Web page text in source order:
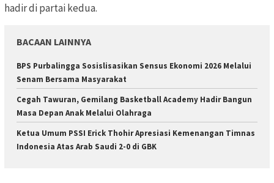
hadir di partai kedua.
BACAAN LAINNYA
BPS Purbalingga Sosislisasikan Sensus Ekonomi 2026 Melalui
Senam Bersama Masyarakat
Cegah Tawuran, Gemilang Basketball Academy Hadir Bangun
Masa Depan Anak Melalui Olahraga
Ketua Umum PSSI Erick Thohir Apresiasi Kemenangan Timnas
Indonesia Atas Arab Saudi 2-0 di GBK